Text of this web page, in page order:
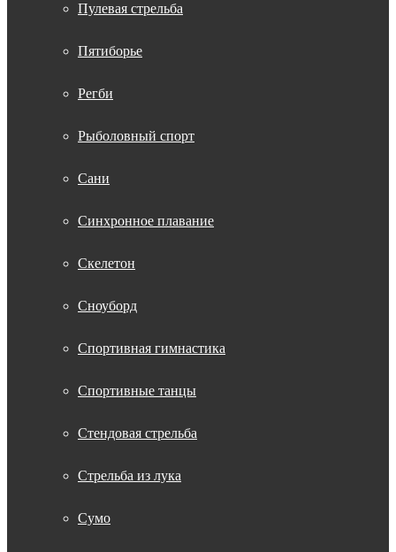
Пулевая стрельба
Пятиборье
Регби
Рыболовный спорт
Сани
Синхронное плавание
Скелетон
Сноуборд
Спортивная гимнастика
Спортивные танцы
Стендовая стрельба
Стрельба из лука
Сумо